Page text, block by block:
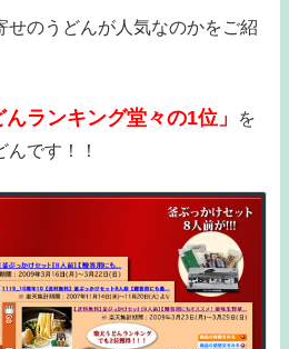
せのうどんが人気なのかをご紹
んランキング堂々の1位」
を
です！！